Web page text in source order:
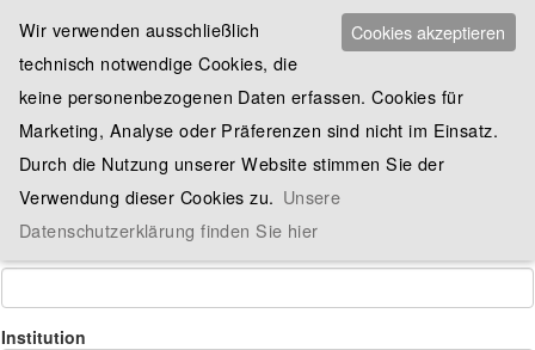
Vorname
Bitte geben Sie Ihren Vornamen ein
Bitte geben Sie Ihren Nachnamen ein
Institution
Cookies akzeptieren
Wir verwenden ausschließlich
technisch notwendige Cookies, die
keine personenbezogenen Daten erfassen. Cookies für
Marketing, Analyse oder Präferenzen sind nicht im Einsatz.
Durch die Nutzung unserer Website stimmen Sie der
Verwendung dieser Cookies zu. Unsere
Datenschutzerklärung finden Sie hier